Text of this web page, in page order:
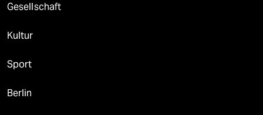
Gesellschaft
Kultur
Sport
Berlin